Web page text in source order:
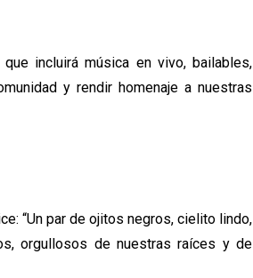
incluirá música en vivo, bailables,
y rendir homenaje a nuestras
“Un par de ojitos negros, cielito lindo,
orgullosos de nuestras raíces y de